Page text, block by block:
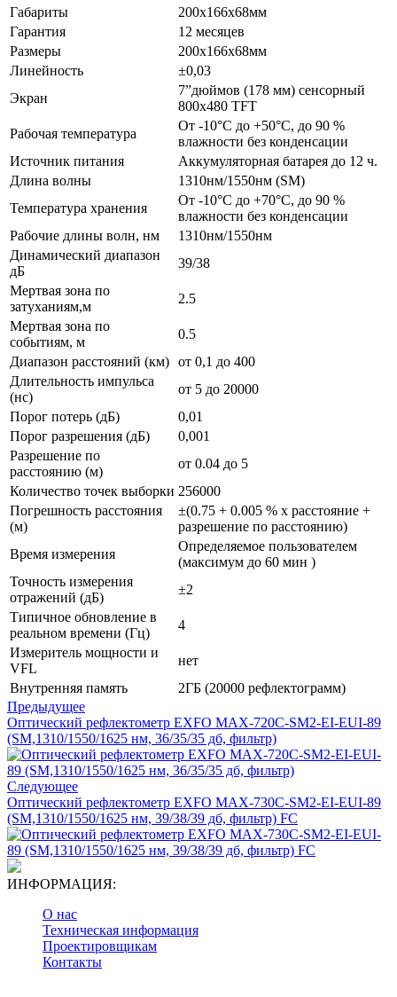
Габариты
200х166х68мм
Гарантия
12 месяцев
Размеры
200х166х68мм
Линейность
±0,03
Экран
7”дюймов (178 мм) сенсорный
800х480 TFT
Рабочая температура
От -10°C до +50°C, до 90 %
влажности без конденсации
Источник питания
Аккумуляторная батарея до 12 ч.
Длина волны
1310нм/1550нм (SM)
Температура хранения
От -10°C до +70°C, до 90 %
влажности без конденсации
Рабочие длины волн, нм
1310нм/1550нм
Динамический диапазон
дБ
39/38
Мертвая зона по
затуханиям,м
2.5
Мертвая зона по
событиям, м
0.5
Диапазон расстояний (км) от 0,1 до 400
Длительность импульса
(нс)
от 5 до 20000
Порог потерь (дБ)
0,01
Порог разрешения (дБ)
0,001
Разрешение по
расстоянию (м)
от 0.04 до 5
Количество точек выборки 256000
Погрешность расстояния
(м)
±(0.75 + 0.005 % x расстояние +
разрешение по расстоянию)
Время измерения
Определяемое пользователем
(максимум до 60 мин )
Точность измерения
отражений (дБ)
±2
Типичное обновление в
реальном времени (Гц)
4
Измеритель мощности и
VFL
нет
Внутренняя память
2ГБ (20000 рефлектограмм)
Предыдущее
Оптический рефлектометр EXFO MAX-720C-SM2-EI-EUI-89
(SM,1310/1550/1625 нм, 36/35/35 дб, фильтр)
Следующее
Оптический рефлектометр EXFO MAX-730C-SM2-EI-EUI-89
(SM,1310/1550/1625 нм, 39/38/39 дб, фильтр) FC
ИНФОРМАЦИЯ:
О нас
Техническая информация
Проектировщикам
Контакты